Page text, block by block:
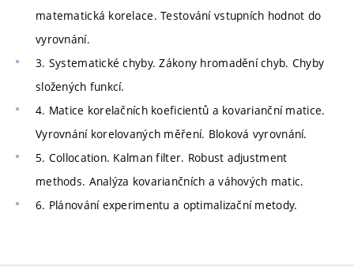
matematická korelace. Testování vstupních hodnot do
vyrovnání.
3. Systematické chyby. Zákony hromadění chyb. Chyby
složených funkcí.
4. Matice korelačních koeficientů a kovarianční matice.
Vyrovnání korelovaných měření. Bloková vyrovnání.
5. Collocation. Kalman filter. Robust adjustment
methods. Analýza kovariančních a váhových matic.
6. Plánování experimentu a optimalizační metody.